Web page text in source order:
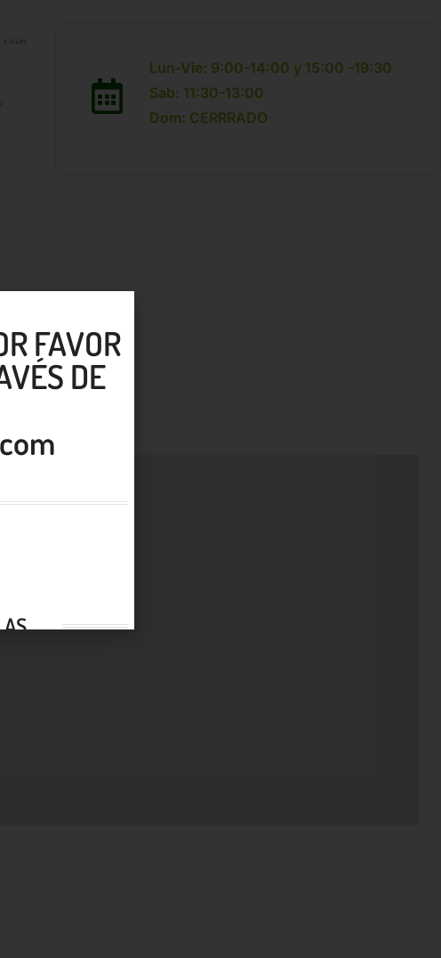
la Ley
Lun-Vie: 9:00-14:00 y 15:00 -19:30
Sab: 11:30-13:00
Dom: CERRRADO
FAVOR
DE